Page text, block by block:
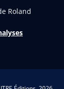
Roland